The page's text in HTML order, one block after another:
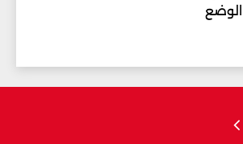
الوضع